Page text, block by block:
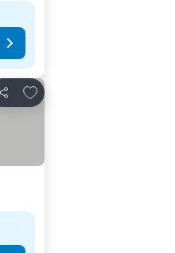
Κοινοποίηση
Προσθήκη στα αγαπημένα